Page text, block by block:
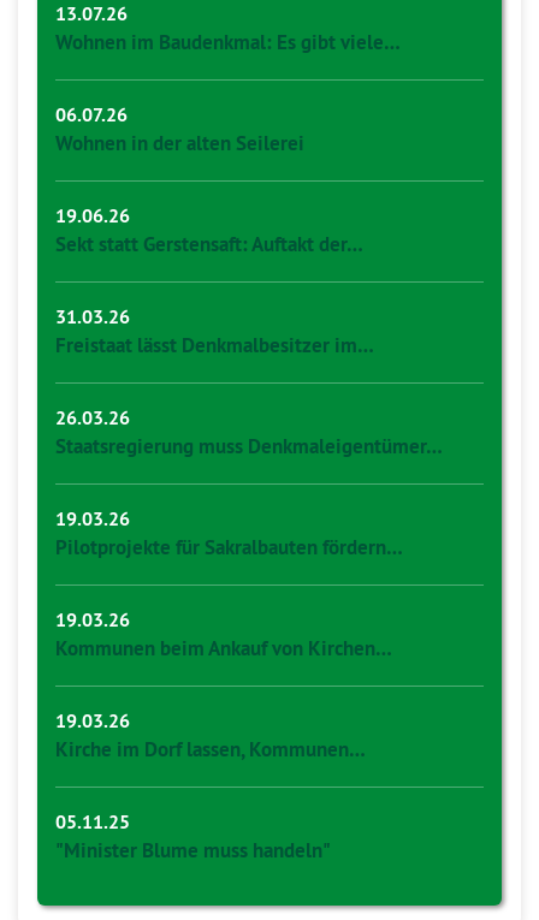
13.07.26
Wohnen im Baudenkmal: Es gibt viele…
06.07.26
Wohnen in der alten Seilerei
19.06.26
Sekt statt Gerstensaft: Auftakt der…
31.03.26
Freistaat lässt Denkmalbesitzer im…
26.03.26
Staatsregierung muss Denkmaleigentümer…
19.03.26
Pilotprojekte für Sakralbauten fördern…
19.03.26
Kommunen beim Ankauf von Kirchen…
19.03.26
Kirche im Dorf lassen, Kommunen…
05.11.25
"Minister Blume muss handeln"